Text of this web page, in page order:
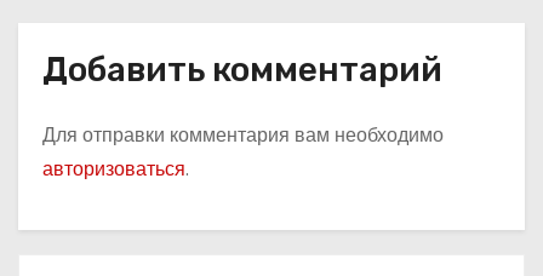
Добавить комментарий
Для отправки комментария вам необходимо
авторизоваться.